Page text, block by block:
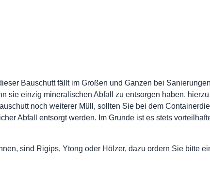
Bauschutt fällt im Großen und Ganzen bei
sie einzig mineralischen Abfall zu entsorgen haben,
noch weiterer Müll, sollten Sie bei dem
Abfall entsorgt werden. Im Grunde ist es stets
sind Rigips, Ytong oder Hölzer, dazu ordern Sie bitte